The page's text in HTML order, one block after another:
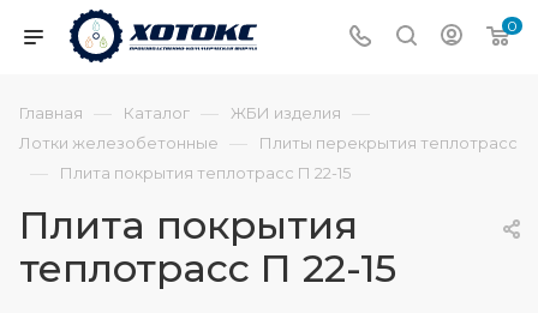
0
Главная — Каталог — ЖБИ изделия —
Лотки железобетонные — Плиты перекрытия теплотрасс
— Плита покрытия теплотрасс П 22-15
Плита покрытия
теплотрасс П 22-15